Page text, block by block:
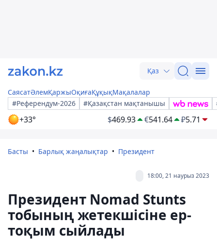
Қаз
СаясатӘлемҚаржыОқиғаҚұқықМақалалар
#Референдум-2026
#Қазақстан мақтанышы
+33° $469.93 €541.64 ₽5.71
Басты Барлық жаңалықтар Президент
18:00, 21 наурыз 2023
Президент Nomad Stunts
тобының жетекшісіне ер-
тоқым сыйлады